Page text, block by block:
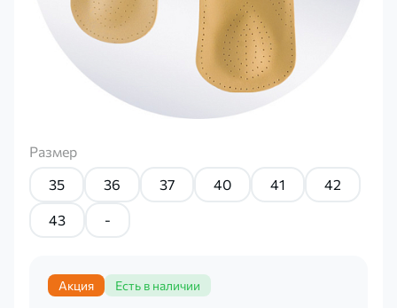
Размер
35
36 37 40 41 42
43 -
Акция Есть в наличии